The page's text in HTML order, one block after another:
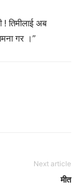
तिमीलाई अब
गर ।”
Next article
मीत